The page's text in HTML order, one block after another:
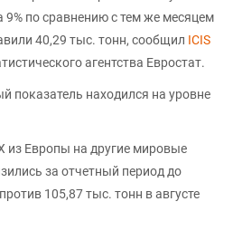
9% по сравнению с тем же месяцем
40,29 тыс. тонн, сообщил ICIS
агентства Евростат.
показатель находился на уровне
из Европы на другие мировые
за отчетный период до
105,87 тыс. тонн в августе